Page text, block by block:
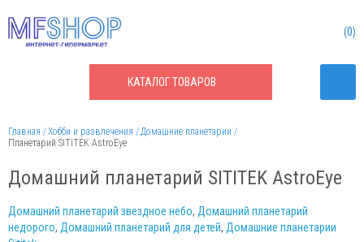
КАТАЛОГТОВАРОВ
0
Главная Хобби и развлечения
Домашние планетарии
Планетарий SITITEK AstroEye
Домашний планетарий SITITEK AstroEye
Домашний планетарий звездное небо, Домашний планетарий
недорого, Домашний планетарий для детей, Домашние планетарии